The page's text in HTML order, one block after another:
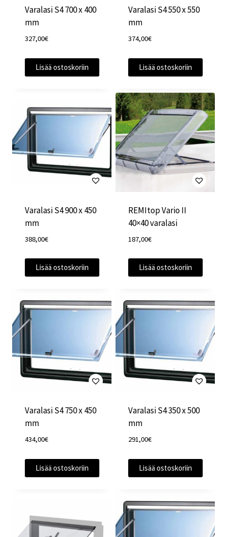
Varalasi S4 700 x 400
mm
327,00€
Lisää ostoskoriin
Varalasi S4 550 x 550
mm
374,00€
Lisää ostoskoriin
Varalasi S4 900 x 450
mm
388,00€
Lisää ostoskoriin
REMItop Vario II
40×40 varalasi
187,00€
Lisää ostoskoriin
Varalasi S4 750 x 450
mm
434,00€
Lisää ostoskoriin
Varalasi S4 350 x 500
mm
291,00€
Lisää ostoskoriin